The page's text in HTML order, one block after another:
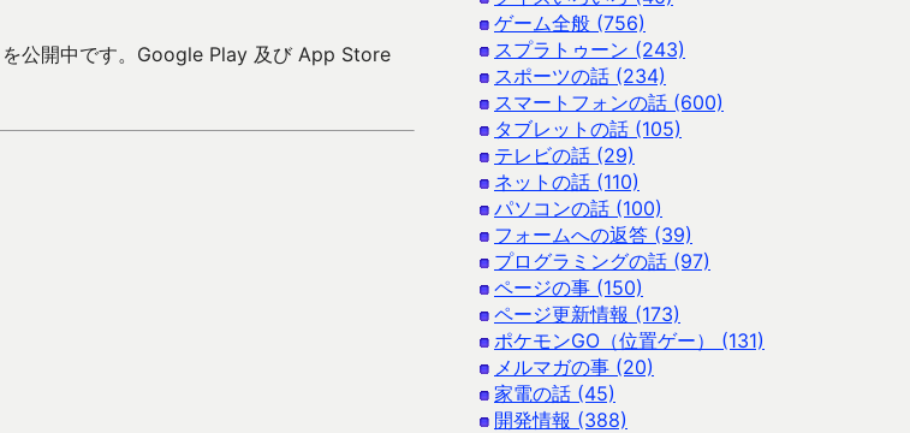
を公開中です。Google Play 及び App Store
ゲーム全般 (756)
スプラトゥーン (243)
スポーツの話 (234)
スマートフォンの話 (600)
タブレットの話 (105)
テレビの話 (29)
ネットの話 (110)
パソコンの話 (100)
フォームへの返答 (39)
プログラミングの話 (97)
ページの事 (150)
ページ更新情報 (173)
ポケモンGO（位置ゲー） (131)
メルマガの事 (20)
家電の話 (45)
開発情報 (388)